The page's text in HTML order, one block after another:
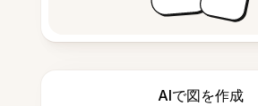
AIで図を作成